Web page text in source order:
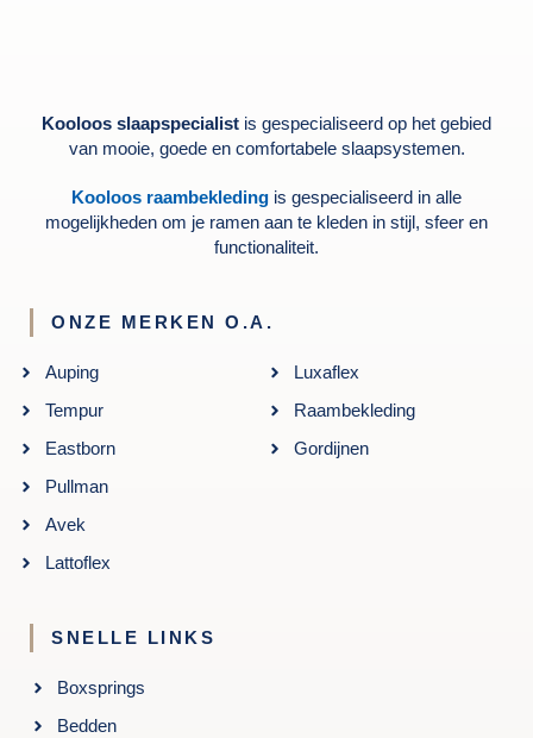
Kooloos slaapspecialist is gespecialiseerd op het gebied
van mooie, goede en comfortabele slaapsystemen.
Kooloos raambekleding is gespecialiseerd in alle
mogelijkheden om je ramen aan te kleden in stijl, sfeer en
functionaliteit.
ONZE MERKEN O.A.
Auping
Tempur
Eastborn
Pullman
Avek
Lattoflex
Luxaflex
Raambekleding
Gordijnen
SNELLE LINKS
Boxsprings
Bedden